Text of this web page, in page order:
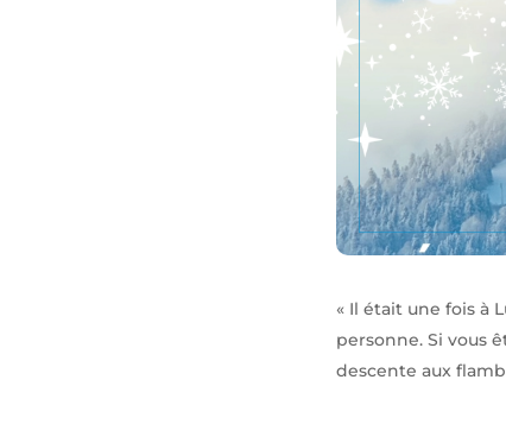
« Il était une fois à
personne. Si vous
descente aux